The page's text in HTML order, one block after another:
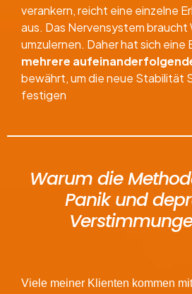
verankern, reicht eine einzelne
aus. Das Nervensystem braucht
umzulernen. Daher hat sich
mehrere
bewährt, um die neue Stabilität
festigen
​Warum die
Panik und
Viele meiner Klienten kommen